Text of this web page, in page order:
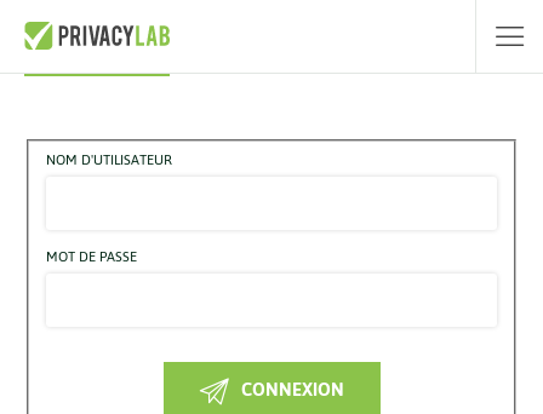
NOM D'UTILISATEUR
MOT DE PASSE
CONNEXION